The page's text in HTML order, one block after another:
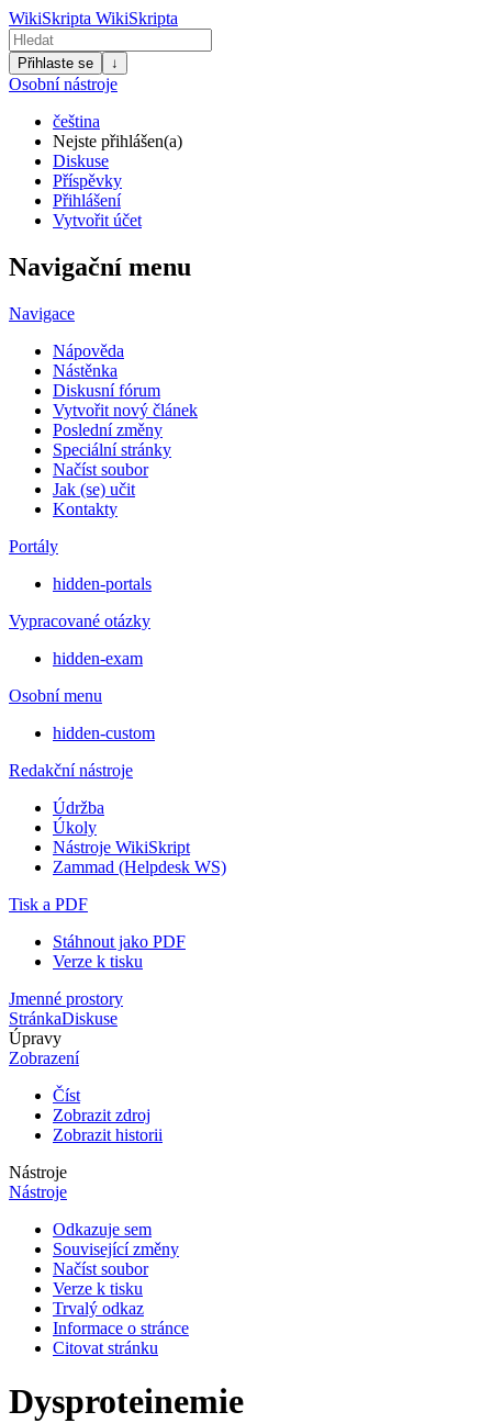
WikiSkripta WikiSkripta
Přihlaste se ↓
Osobní nástroje
čeština
Nejste přihlášen(a)
Diskuse
Příspěvky
Přihlášení
Vytvořit účet
Navigační menu
Navigace
Nápověda
Nástěnka
Diskusní fórum
Vytvořit nový článek
Poslední změny
Speciální stránky
Načíst soubor
Jak (se) učit
Kontakty
Portály
hidden-portals
Vypracované otázky
hidden-exam
Osobní menu
hidden-custom
Redakční nástroje
Údržba
Úkoly
Nástroje WikiSkript
Zammad (Helpdesk WS)
Tisk a PDF
Stáhnout jako PDF
Verze k tisku
Jmenné prostory
StránkaDiskuse
Úpravy
Zobrazení
Číst
Zobrazit zdroj
Zobrazit historii
Nástroje
Nástroje
Odkazuje sem
Související změny
Načíst soubor
Verze k tisku
Trvalý odkaz
Informace o stránce
Citovat stránku
Dysproteinemie